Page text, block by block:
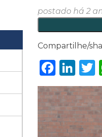
postado há 2
Compartilhe/